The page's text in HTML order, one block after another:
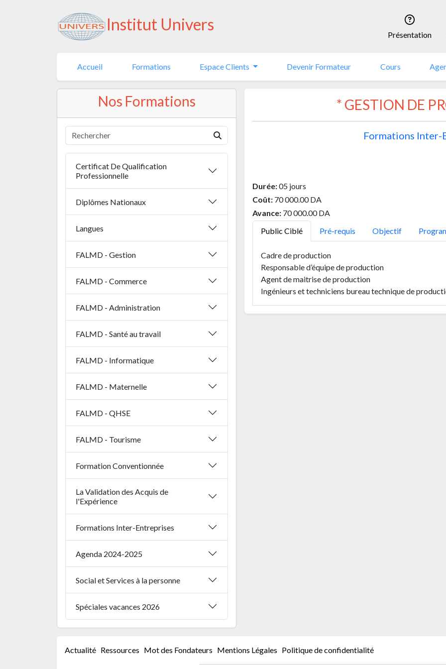
Institut Univers
Présentation
Accueil Formations Espace Clients Devenir Formateur Cours
Nos Formations
Certificat De Qualification
Professionnelle
Diplômes Nationaux
Langues
FALMD - Gestion
FALMD - Commerce
FALMD - Administration
FALMD - Santé au travail
FALMD - Informatique
FALMD - Maternelle
FALMD - QHSE
FALMD - Tourisme
Formation Conventionnée
La Validation des Acquis de
l'Expérience
Formations Inter-Entreprises
Agenda 2024-2025
Social et Services à la personne
Spéciales vacances 2026
* GESTION DE
Formations Inter-
Durée:05 jours
Coût: 70 000.00 DA
Avance: 70 000.00 DA
Public Ciblé
Pré-requis Objectif
Cadre de production
Responsable d’équipe de production
Agent de maitrise de production
Ingénieurs et techniciens bureau technique de
Actualité Ressources Mot des Fondateurs Mentions Légales Politique de confidentialité